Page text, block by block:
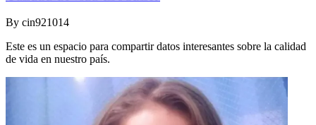
By cin921014
Este es un espacio para compartir datos interesantes sobre la calidad
de vida en nuestro país.